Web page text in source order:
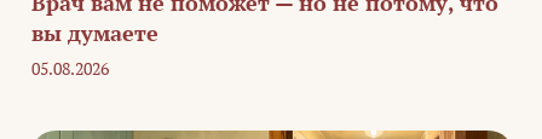
вы думаете
05.08.2026